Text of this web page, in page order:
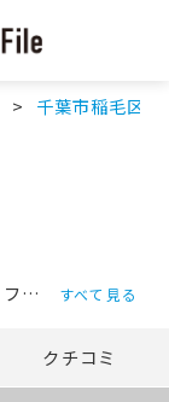
千葉市稲毛区
フェレット すべて見る
クチコミ